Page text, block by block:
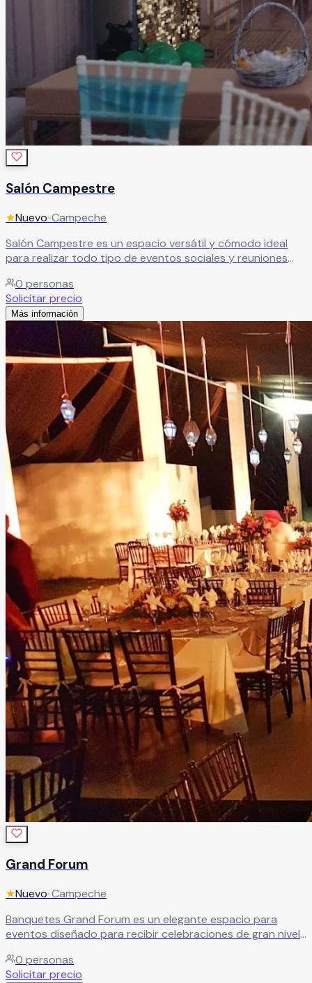
Salón Campestre
★Nuevo•Campeche
Salón Campestre es un espacio versátil y cómodo ideal
para realizar todo tipo de eventos sociales y reuniones
cuenta con terraza jardín y salón con aire acondicionado,
ofreciendo espacios flexibles perfectos para bodas, XV
años, aniversarios, cumpleaños, convivencias, reuniones
familiares y actividades nocturnas. Además de sus amplias
instalaciones y área de estacionamiento, Salón Campestre
destaca por la atención amable de su personal y por
brindar una excelente relación entre calidad, comodidad y
precio.
Leer más
0 personas
Solicitar precio
Más información
Grand Forum
★Nuevo•Campeche
Banquetes Grand Forum es un elegante espacio para
eventos diseñado para recibir celebraciones de gran nivel
impresionantes instalaciones ofrecen el escenario
perfecto para bodas, XV años, aniversarios, graduaciones,
0 personas
Solicitar precio